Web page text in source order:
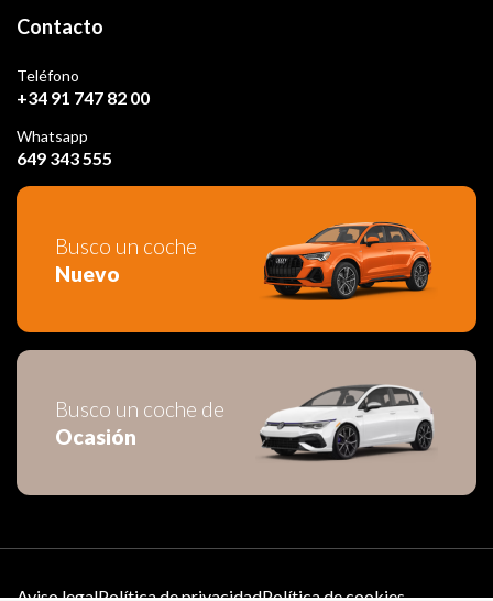
Contacto
Teléfono
+34 91 747 82 00
Whatsapp
649 343 555
Busco un coche
Nuevo
Busco un coche de
Ocasión
Aviso legalPolítica de privacidadPolítica de cookies